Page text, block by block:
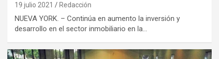
19 julio 2021 Redacción
NUEVA YORK. – Continúa en aumento la inversión y
desarrollo en el sector inmobiliario en la…